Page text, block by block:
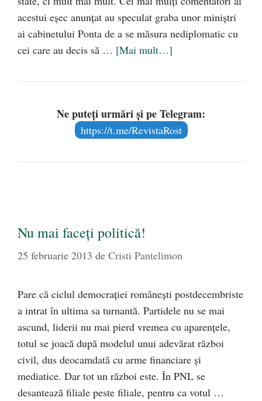
acestui eşec anunţat au speculat graba unor miniştri
ai cabinetului Ponta de a se măsura nediplomatic cu
cei care au decis să … [Mai mult…]
Ne puteți urmări și pe Telegram:
https://t.me/RevistaRost
Nu mai faceţi politică!
25 februarie 2013 de Cristi Pantelimon
Pare că ciclul democraţiei româneşti postdecembriste
a intrat în ultima sa turnantă. Partidele nu se mai
ascund, liderii nu mai pierd vremea cu aparenţele,
totul se joacă după modelul unui adevărat război
civil, dus deocamdată cu arme financiare şi
mediatice. Dar tot un război este. În PNL se
desantează filiale peste filiale, pentru ca votul …